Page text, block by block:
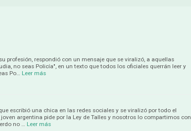
profesión, respondió con un mensaje que se viralizó, a aquellas
no seas Policía", en un texto que todos los oficiales querrán leer y
Po…
Leer más
escribió una chica en las redes sociales y se viralizó por todo el
argentina pide por la Ley de Talles y nosotros lo compartimos con
no …
Leer más